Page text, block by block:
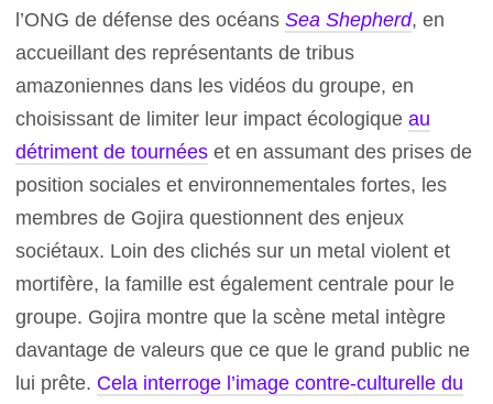
l’ONG de défense des océansSea Shepherd, en
accueillant des représentants de tribus
amazoniennes dans les vidéos du groupe, en
choisissant de limiter leur impact écologiqueau
détriment de tournées et en assumant des prises de
position sociales et environnementales fortes, les
membres de Gojira questionnent des enjeux
sociétaux. Loin des clichés sur un metal violent et
mortifère, la famille est également centrale pour le
groupe. Gojira montre que la scène metal intègre
davantage de valeurs que ce que le grand public ne
lui prête. Cela interroge l’image contre-culturelle du